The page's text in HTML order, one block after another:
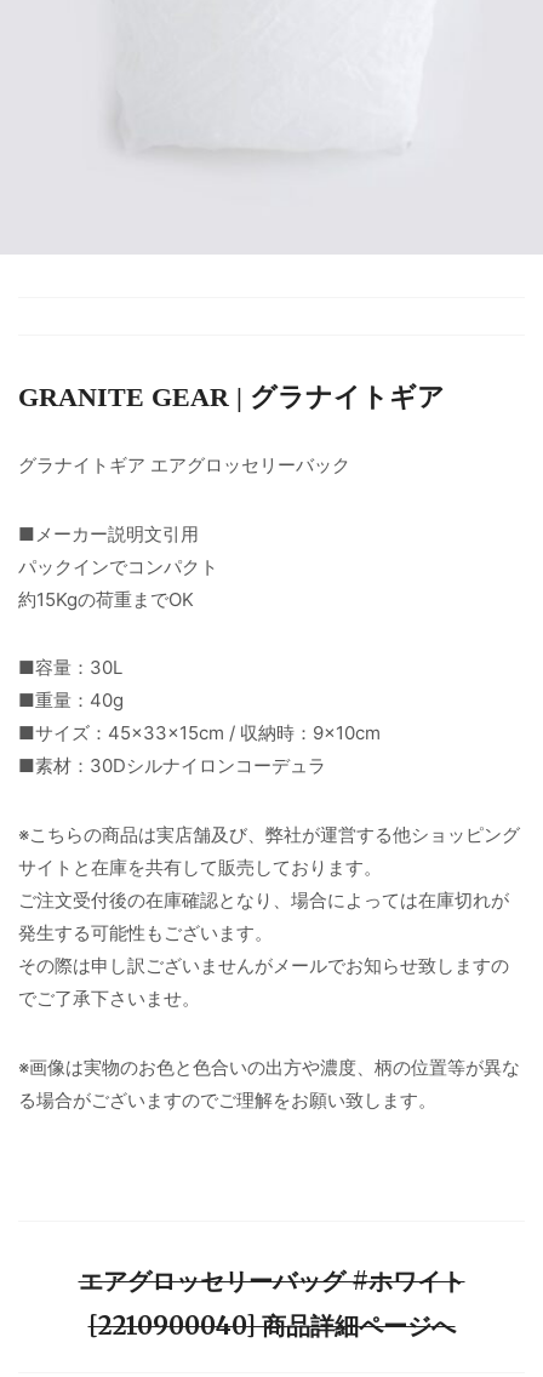
GRANITE GEAR | グラナイトギア
グラナイトギア エアグロッセリーバック
■メーカー説明文引用
パックインでコンパクト
約15Kgの荷重までOK
■容量：30L
■重量：40g
■サイズ：45×33×15cm / 収納時：9×10cm
■素材：30Dシルナイロンコーデュラ
※こちらの商品は実店舗及び、弊社が運営する他ショッピング
サイトと在庫を共有して販売しております。
ご注文受付後の在庫確認となり、場合によっては在庫切れが
発生する可能性もございます。
その際は申し訳ございませんがメールでお知らせ致しますの
でご了承下さいませ。
※画像は実物のお色と色合いの出方や濃度、柄の位置等が異な
る場合がございますのでご理解をお願い致します。
エアグロッセリーバッグ #ホワイト
[2210900040] 商品詳細ページへ